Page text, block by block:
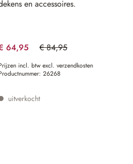
en accessoires.
64,95 € 84,95
(23.54% gespart)
incl. btw excl. verzendkosten
26268
uitverkocht